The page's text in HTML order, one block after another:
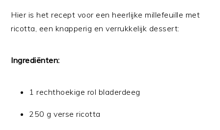
Hier is het recept voor een heerlijke millefeuille met
ricotta, een knapperig en verrukkelijk dessert:
Ingrediënten:
1 rechthoekige rol bladerdeeg
250 g verse ricotta